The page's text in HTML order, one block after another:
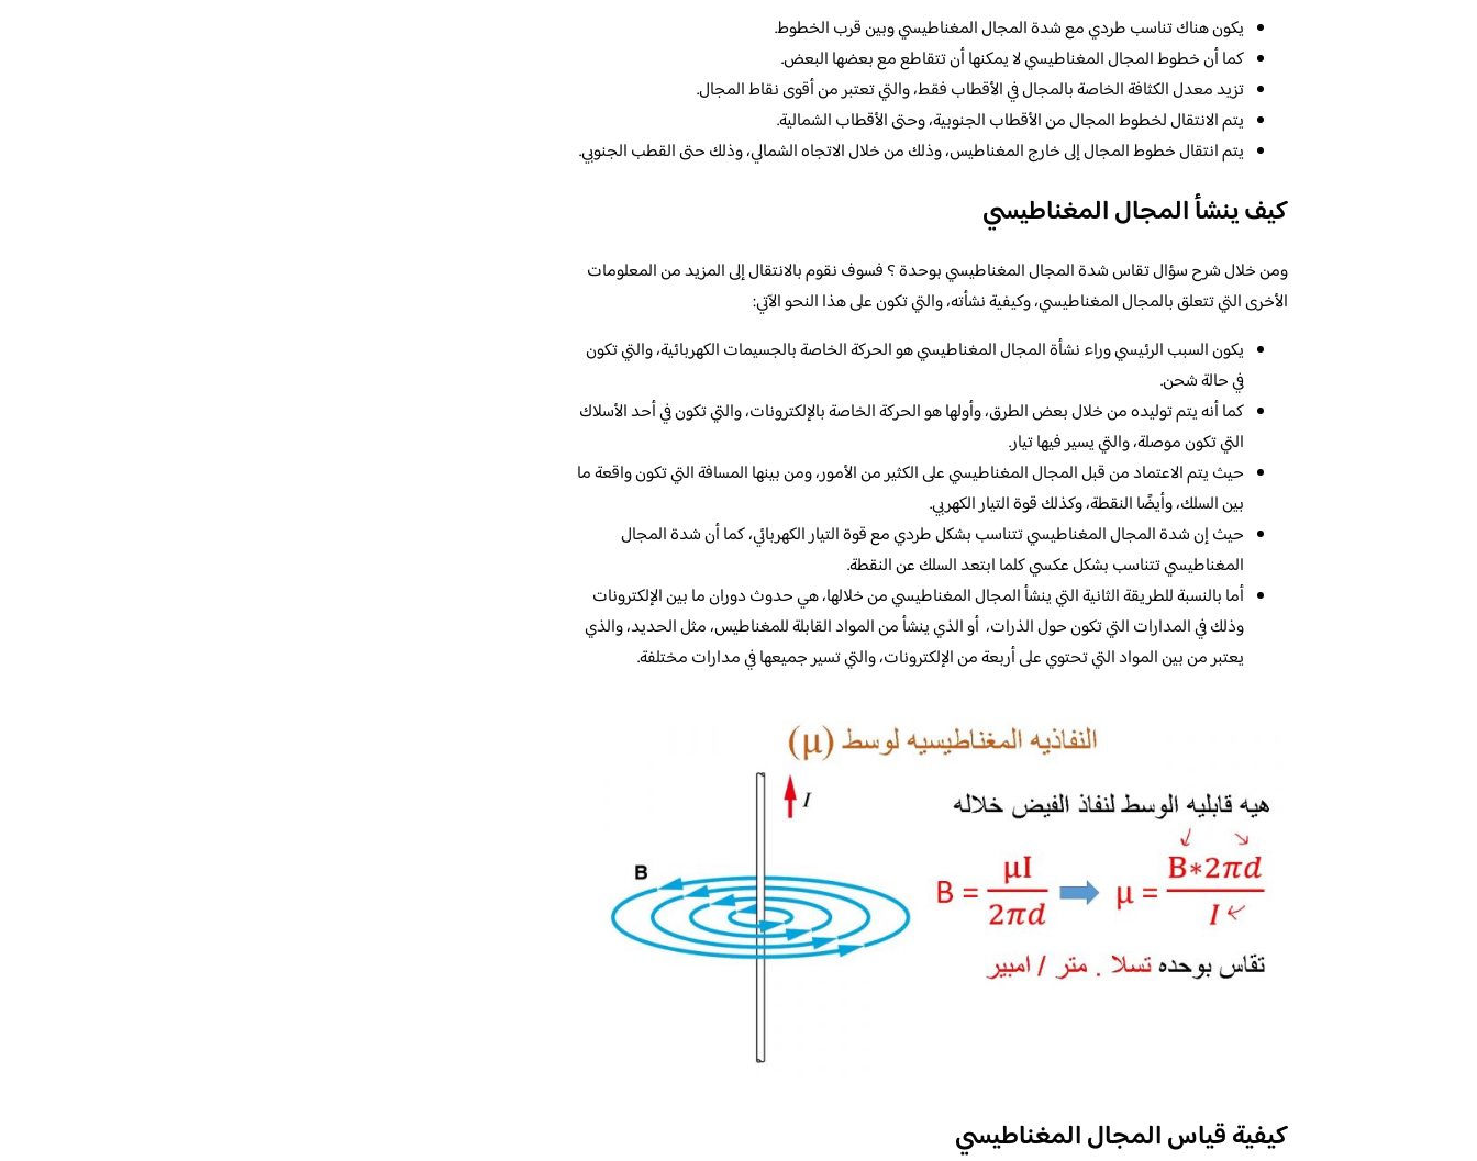
يكون هناك تناسب طردي مع شدة المجال المغناطيسي وبين قرب الخطوط.
كما أن خطوط المجال المغناطيسي لا يمكنها أن تتقاطع مع بعضها البعض.
تزيد معدل الكثافة الخاصة بالمجال في الأقطاب فقط، والتي تعتبر من أقوى نقاط المجال.
يتم الانتقال لخطوط المجال من الأقطاب الجنوبية، وحتى الأقطاب الشمالية.
يتم انتقال خطوط المجال إلى خارج المغناطيس، وذلك من خلال الاتجاه الشمالي، وذلك حتى القطب الجنوبي.
كيف ينشأ المجال المغناطيسي
ومن خلال شرح سؤال تقاس شدة المجال المغناطيسي بوحدة ؟ فسوف نقوم بالانتقال إلى المزيد من المعلومات
الأخرى التي تتعلق بالمجال المغناطيسي، وكيفية نشأته، والتي تكون على هذا النحو الآتي:
يكون السبب الرئيسي وراء نشأة المجال المغناطيسي هو الحركة الخاصة بالجسيمات الكهربائية، والتي تكون
في حالة شحن.
كما أنه يتم توليده من خلال بعض الطرق، وأولها هو الحركة الخاصة بالإلكترونات، والتي تكون في أحد الأسلاك
التي تكون موصلة، والتي يسير فيها تيار.
حيث يتم الاعتماد من قبل المجال المغناطيسي على الكثير من الأمور، ومن بينها المسافة التي تكون واقعة ما
بين السلك، وأيضًا النقطة، وكذلك قوة التيار الكهربي.
حيث إن شدة المجال المغناطيسي تتناسب بشكل طردي مع قوة التيار الكهربائي، كما أن شدة المجال
المغناطيسي تتناسب بشكل عكسي كلما ابتعد السلك عن النقطة.
أما بالنسبة للطريقة الثانية التي ينشأ المجال المغناطيسي من خلالها، هي حدوث دوران ما بين الإلكترونات
وذلك في المدارات التي تكون حول الذرات، أو الذي ينشأ من المواد القابلة للمغناطيس، مثل الحديد، والذي
يعتبر من بين المواد التي تحتوي على أربعة من الإلكترونات، والتي تسير جميعها في مدارات مختلفة.
كيفية قياس المجال المغناطيسي